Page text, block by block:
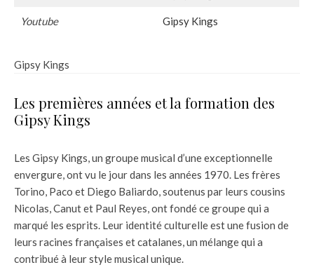
Youtube Gipsy Kings
Gipsy Kings
Les premières années et la formation des
Gipsy Kings
Les Gipsy Kings, un groupe musical d’une exceptionnelle
envergure, ont vu le jour dans les années 1970. Les frères
Torino, Paco et Diego Baliardo, soutenus par leurs cousins
Nicolas, Canut et Paul Reyes, ont fondé ce groupe qui a
marqué les esprits. Leur identité culturelle est une fusion de
leurs racines françaises et catalanes, un mélange qui a
contribué à leur style musical unique.